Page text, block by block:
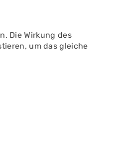
Die Wirkung des
um das gleiche